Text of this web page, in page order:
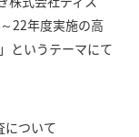
22年度実施の高
というテーマにて
について